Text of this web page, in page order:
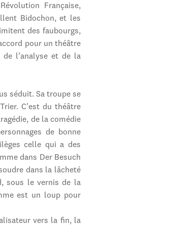
Française,
Bidochon, et les
des faubourgs,
pour un théâtre
l’analyse et de la
séduit. Sa troupe se
C’est du théâtre
de la comédie
de bonne
celle qui a des
dans Der Besuch
dans la lâcheté
sous le vernis de la
est un loup pour
vers la fin, la